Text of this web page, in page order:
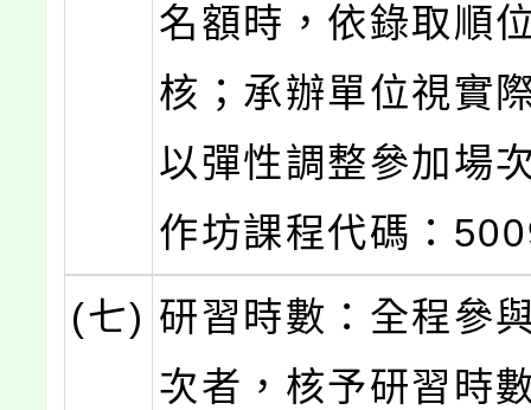
名額時，依錄取順
核；承辦單位視實
以彈性調整參加場
作坊課程代碼：
(七) 研習時數：全程參
次者，核予研習時